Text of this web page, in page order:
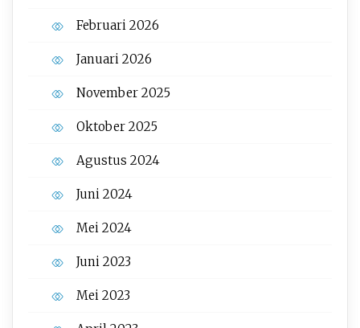
Februari 2026
Januari 2026
November 2025
Oktober 2025
Agustus 2024
Juni 2024
Mei 2024
Juni 2023
Mei 2023